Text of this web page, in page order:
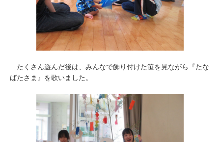
たくさん遊んだ後は、みんなで飾り付けた笹を見ながら『たな
ばたさま』を歌いました。